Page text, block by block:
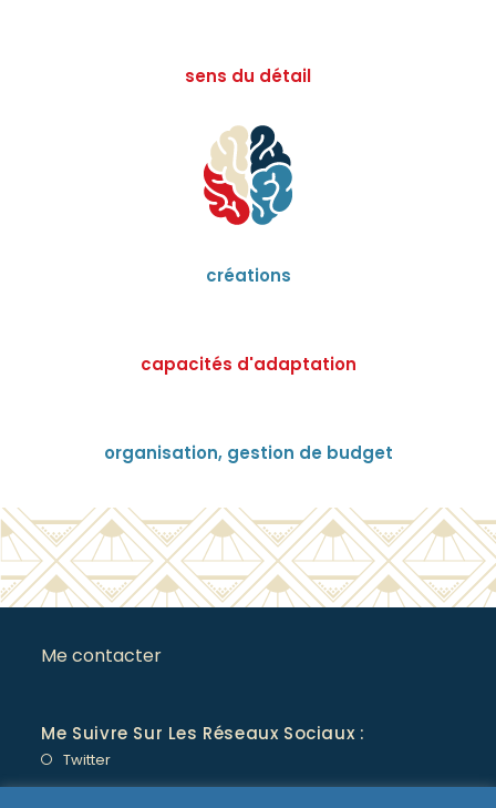
sens du détail
créations
capacités d'adaptation
organisation, gestion de budget
Me contacter
Me Suivre Sur Les Réseaux Sociaux :
Twitter